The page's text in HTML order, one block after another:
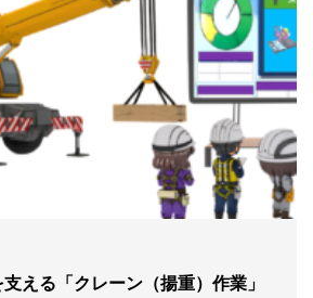
a
v
i
g
a
i
o
n
える「クレーン（揚重）作業」